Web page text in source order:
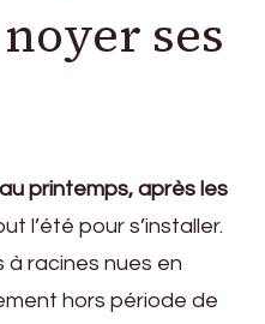
ses
au printemps, après les
l’été pour s’installer.
à racines nues en
hors période de